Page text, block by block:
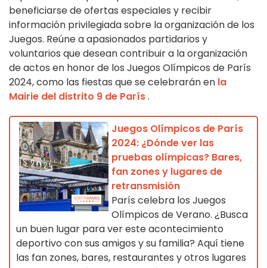
beneficiarse de ofertas especiales y recibir
información privilegiada sobre la organización de los
Juegos. Reúne a apasionados partidarios y
voluntarios que desean contribuir a la organización
de actos en honor de los Juegos Olímpicos de París
2024, como las fiestas que se celebrarán en la
Mairie del distrito 9 de París.
Juegos Olímpicos de París
2024: ¿Dónde ver las
pruebas olímpicas? Bares,
fan zones y lugares de
retransmisión
París celebra los Juegos
Olímpicos de Verano. ¿Busca
un buen lugar para ver este acontecimiento
deportivo con sus amigos y su familia? Aquí tiene
las fan zones, bares, restaurantes y otros lugares